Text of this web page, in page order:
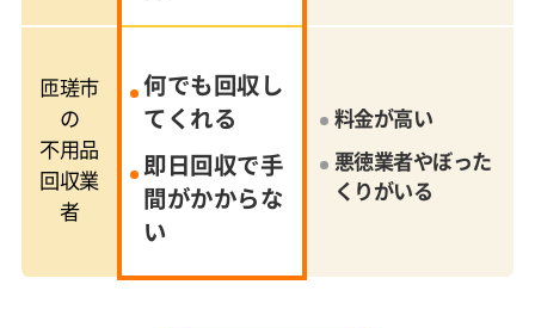
匝瑳市
の
不用品
回収業
者
何でも回収し
てくれる
即日回収で手
間がかからな
い
料金が高い
悪徳業者やぼった
くりがいる